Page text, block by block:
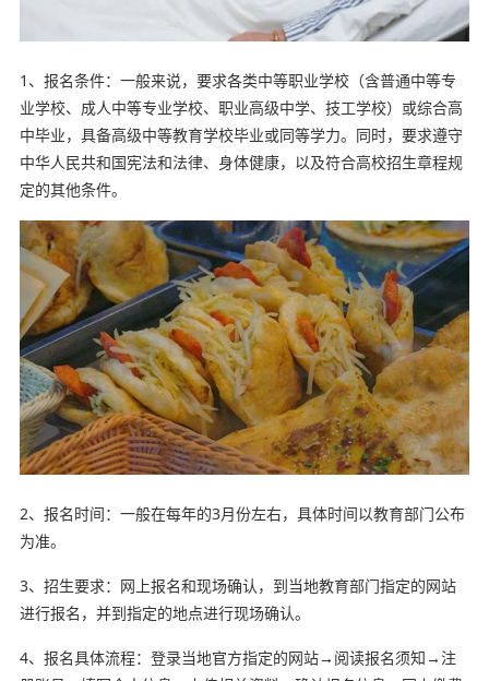
1、报名条件：一般来说，要求各类中等职业学校（含普通中等专
业学校、成人中等专业学校、职业高级中学、技工学校）或综合高
中毕业，具备高级中等教育学校毕业或同等学力。同时，要求遵守
中华人民共和国宪法和法律、身体健康，以及符合高校招生章程规
定的其他条件。
2、报名时间：一般在每年的3月份左右，具体时间以教育部门公布
为准。
3、招生要求：网上报名和现场确认，到当地教育部门指定的网站
进行报名，并到指定的地点进行现场确认。
4、报名具体流程：登录当地官方指定的网站→阅读报名须知→注